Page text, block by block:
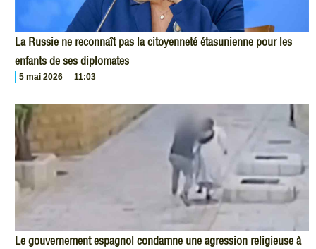
La Russie ne reconnaît pas la citoyenneté étasunienne pour les
enfants de ses diplomates
5 mai 2026 11:03
Le gouvernement espagnol condamne une agression religieuse à